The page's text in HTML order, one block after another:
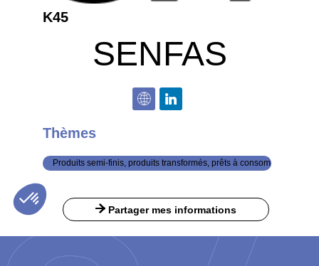
K45
SENFAS
Thèmes
Produits semi-finis, produits transformés, prêts à consommer de BVP
Partager mes informations